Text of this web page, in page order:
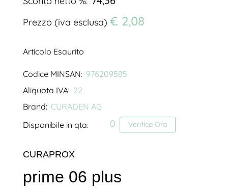
Prezzo (iva esclusa) € 2,08
Articolo Esaurito
Codice MINSAN: 976209585
Aliquota IVA: 22
Brand: CURADEN AG
Disponibile in qta:
Verifica Ora
0
CURAPROX
prime 06 plus